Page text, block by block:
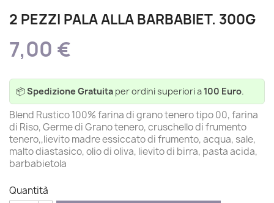
2 PEZZI PALA ALLA BARBABIET. 300G
7,00 €
📦Spedizione Gratuita per ordini superiori a 100 Euro.
Blend Rustico 100% farina di grano tenero tipo 00, farina
di Riso, Germe di Grano tenero, cruschello di frumento
tenero,,lievito madre essiccato di frumento, acqua, sale,
malto diastasico, olio di oliva, lievito di birra, pasta acida,
barbabietola
Quantità